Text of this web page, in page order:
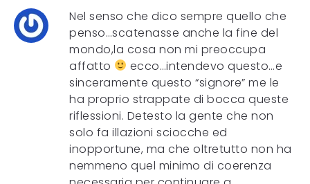
Nel senso che dico sempre quello che
penso…scatenasse anche la fine del
mondo,la cosa non mi preoccupa
affatto
ecco…intendevo questo…e
sinceramente questo “signore” me le
ha proprio strappate di bocca queste
riflessioni. Detesto la gente che non
solo fa illazioni sciocche ed
inopportune, ma che oltretutto non ha
nemmeno quel minimo di coerenza